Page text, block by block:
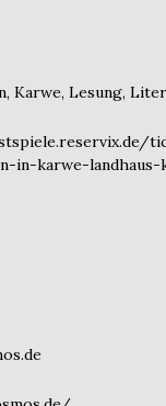
,Karwe,Lesung,
in-karwe-